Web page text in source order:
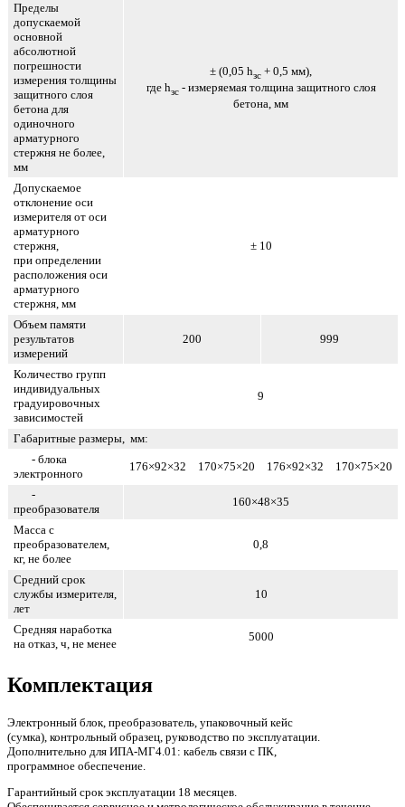
Пределы
допускаемой
основной
абсолютной
погрешности
измерения толщины
защитного слоя
бетона для
одиночного
арматурного
стержня не более,
мм
± (0,05 hзс + 0,5 мм),
где hзс - измеряемая толщина защитного слоя
бетона, мм
Допускаемое
отклонение оси
измерителя от оси
арматурного
стержня,
при определении
расположения оси
арматурного
стержня, мм
± 10
Объем памяти
результатов
измерений
200 999
Количество групп
индивидуальных
градуировочных
зависимостей
9
Габаритные размеры, мм:
- блока
электронного
176×92×32 170×75×20 176×92×32 170×75×20
-
преобразователя
160×48×35
Масса с
преобразователем,
кг, не более
0,8
Средний срок
службы измерителя,
лет
10
Средняя наработка
на отказ, ч, не менее
5000
Комплектация
Электронный блок, преобразователь, упаковочный кейс
(сумка), контрольный образец, руководство по эксплуатации.
Дополнительно для ИПА-МГ4.01: кабель связи с ПК,
программное обеспечение.
Гарантийный срок эксплуатации 18 месяцев.